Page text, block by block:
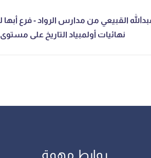
روابط مهمة